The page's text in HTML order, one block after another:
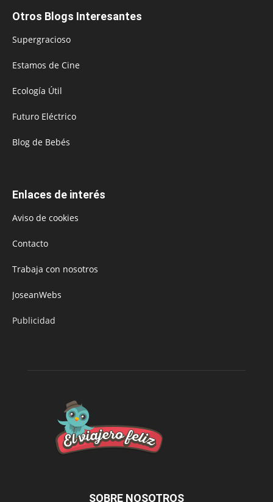
Otros Blogs Interesantes
Supergracioso
Estamos de Cine
Ecología Útil
Futuro Eléctrico
Blog de Bebés
Enlaces de interés
Aviso de cookies
Contacto
Trabaja con nosotros
JoseanWebs
Publicidad
SOBRE NOSOTROS